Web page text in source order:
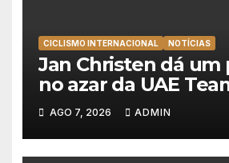
CICLISMO INTERNACIONAL NOTÍCIAS
Jan Christen dá um
no azar da UAE
Emirates e vence na
Polónia
AGO 7, 2026 ADMIN